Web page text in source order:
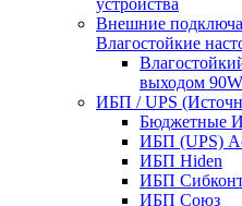
устройства
Внешние
Влагостойкие
выходом
ИБП / UPS
Бюджетные
ИБП (UPS)
ИБП Hiden
ИБП
ИБП Союз